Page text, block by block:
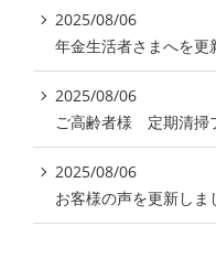
2025/08/06
年金生活者さまへを更
2025/08/06
ご高齢者様 定期清掃
2025/08/06
お客様の声を更新しま